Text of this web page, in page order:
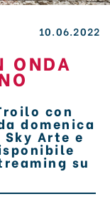
10.06.2022
ONDA
con
domenica
Arte e
su